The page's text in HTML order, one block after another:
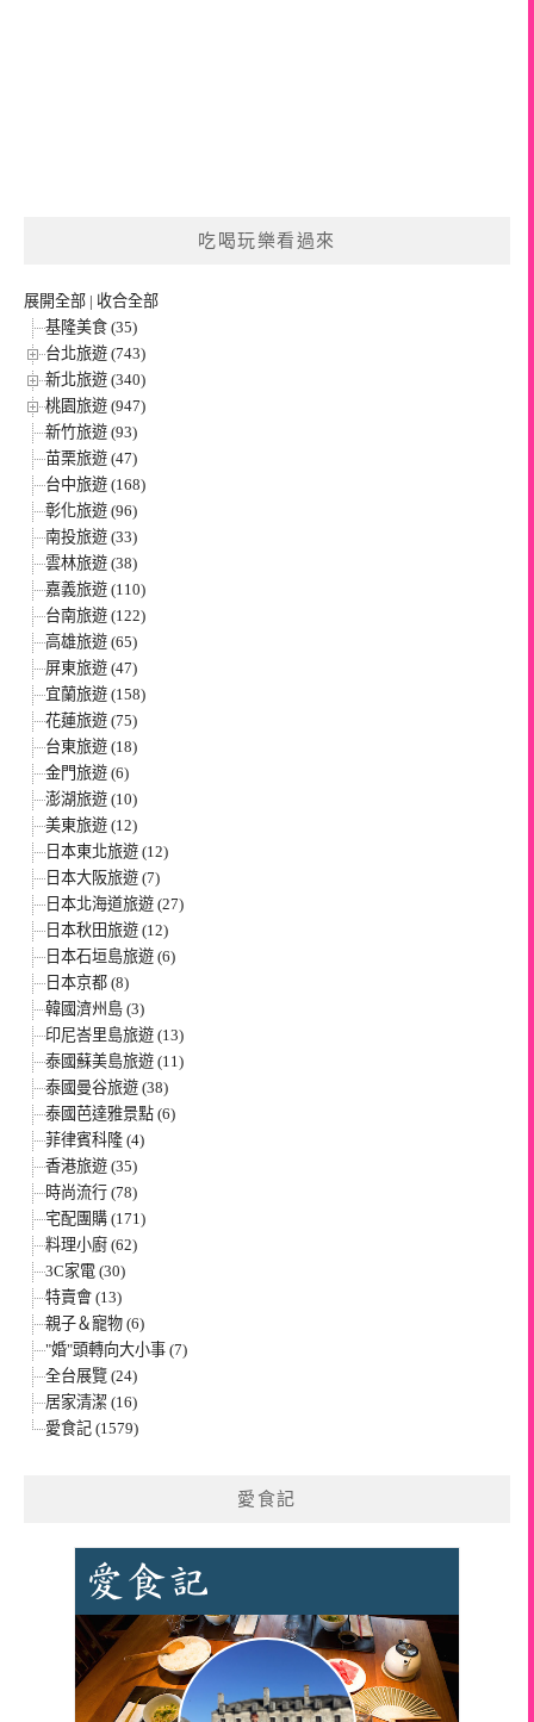
吃喝玩樂看過來
展開全部 | 收合全部
基隆美食 (35)
台北旅遊 (743)
新北旅遊 (340)
桃園旅遊 (947)
新竹旅遊 (93)
苗栗旅遊 (47)
台中旅遊 (168)
彰化旅遊 (96)
南投旅遊 (33)
雲林旅遊 (38)
嘉義旅遊 (110)
台南旅遊 (122)
高雄旅遊 (65)
屏東旅遊 (47)
宜蘭旅遊 (158)
花蓮旅遊 (75)
台東旅遊 (18)
金門旅遊 (6)
澎湖旅遊 (10)
美東旅遊 (12)
日本東北旅遊 (12)
日本大阪旅遊 (7)
日本北海道旅遊 (27)
日本秋田旅遊 (12)
日本石垣島旅遊 (6)
日本京都 (8)
韓國濟州島 (3)
印尼峇里島旅遊 (13)
泰國蘇美島旅遊 (11)
泰國曼谷旅遊 (38)
泰國芭達雅景點 (6)
菲律賓科隆 (4)
香港旅遊 (35)
時尚流行 (78)
宅配團購 (171)
料理小廚 (62)
3C家電 (30)
特賣會 (13)
親子＆寵物 (6)
"婚"頭轉向大小事 (7)
全台展覽 (24)
居家清潔 (16)
愛食記 (1579)
愛食記